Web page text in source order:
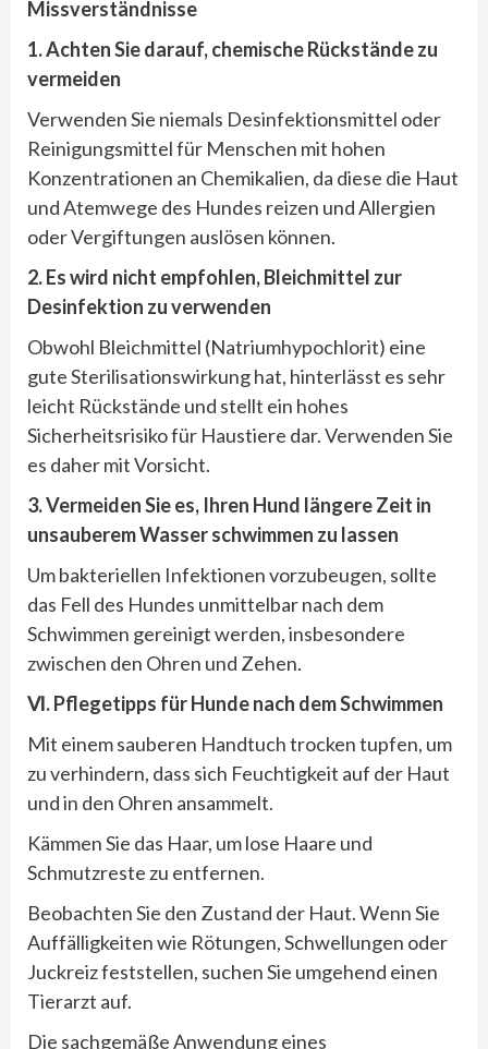
Missverständnisse
1. Achten Sie darauf, chemische Rückstände zu
vermeiden
Verwenden Sie niemals Desinfektionsmittel oder
Reinigungsmittel für Menschen mit hohen
Konzentrationen an Chemikalien, da diese die Haut
und Atemwege des Hundes reizen und Allergien
oder Vergiftungen auslösen können.
2. Es wird nicht empfohlen, Bleichmittel zur
Desinfektion zu verwenden
Obwohl Bleichmittel (Natriumhypochlorit) eine
gute Sterilisationswirkung hat, hinterlässt es sehr
leicht Rückstände und stellt ein hohes
Sicherheitsrisiko für Haustiere dar. Verwenden Sie
es daher mit Vorsicht.
3. Vermeiden Sie es, Ihren Hund längere Zeit in
unsauberem Wasser schwimmen zu lassen
Um bakteriellen Infektionen vorzubeugen, sollte
das Fell des Hundes unmittelbar nach dem
Schwimmen gereinigt werden, insbesondere
zwischen den Ohren und Zehen.
Ⅵ. Pflegetipps für Hunde nach dem Schwimmen
Mit einem sauberen Handtuch trocken tupfen, um
zu verhindern, dass sich Feuchtigkeit auf der Haut
und in den Ohren ansammelt.
Kämmen Sie das Haar, um lose Haare und
Schmutzreste zu entfernen.
Beobachten Sie den Zustand der Haut. Wenn Sie
Auffälligkeiten wie Rötungen, Schwellungen oder
Juckreiz feststellen, suchen Sie umgehend einen
Tierarzt auf.
Die sachgemäße Anwendung eines